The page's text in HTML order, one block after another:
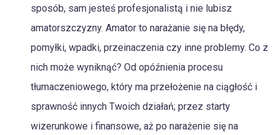
sposób, sam jesteś profesjonalistą i nie lubisz
amatorszczyzny. Amator to narażanie się na błędy,
pomyłki, wpadki, przeinaczenia czy inne problemy. Co z
nich może wyniknąć? Od opóźnienia procesu
tłumaczeniowego, który ma przełożenie na ciągłość i
sprawność innych Twoich działań; przez starty
wizerunkowe i finansowe, aż po narażenie się na